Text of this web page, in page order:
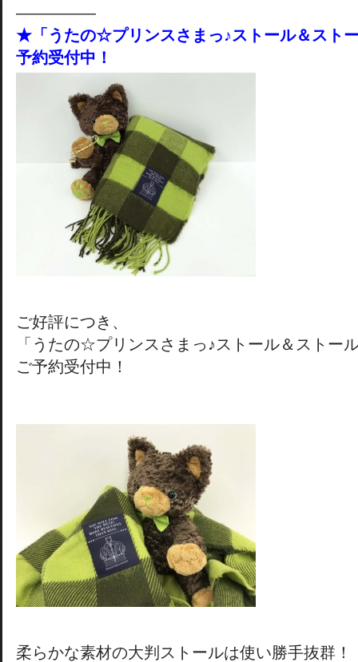
―――――
★「うたの☆プリンスさまっ♪ストール＆スト
予約受付中！
ご好評につき、
「うたの☆プリンスさまっ♪ストール＆ストー
ご予約受付中！
柔らかな素材の大判ストールは使い勝手抜群！